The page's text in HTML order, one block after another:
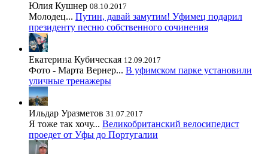
Юлия Кушнер 08.10.2017
Молодец... Путин, давай замутим! Уфимец подарил
президенту песню собственного сочинения
Екатерина Кубическая 12.09.2017
Фото - Марта Вернер... В уфимском парке установили
уличные тренажеры
Ильдар Уразметов 31.07.2017
Я тоже так хочу... Великобританский велосипедист
проедет от Уфы до Португалии